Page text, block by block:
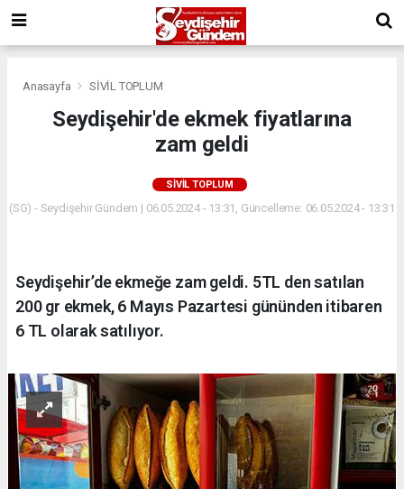
Anasayfa SİVİL TOPLUM
Seydişehir'de ekmek fiyatlarına
zam geldi
SİVİL TOPLUM
(SG) - Seydişehir Gündem | 06.05.2024 - 13:31, Güncelleme: 06.05.2024 - 13:31
Seydişehir’de ekmeğe zam geldi. 5TL den satılan
200 gr ekmek, 6 Mayıs Pazartesi gününden itibaren
6 TL olarak satılıyor.